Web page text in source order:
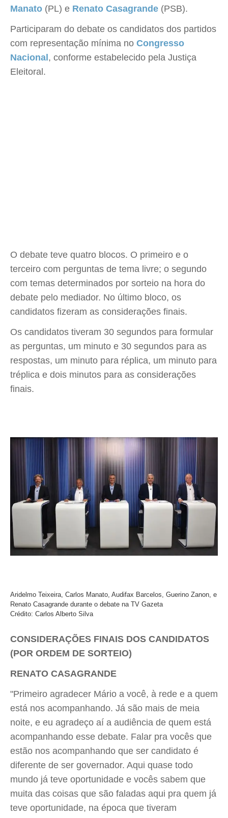
Manato (PL) e Renato Casagrande (PSB).
Participaram do debate os candidatos dos partidos
com representação mínima no Congresso
Nacional, conforme estabelecido pela Justiça
Eleitoral.
O debate teve quatro blocos. O primeiro e o
terceiro com perguntas de tema livre; o segundo
com temas determinados por sorteio na hora do
debate pelo mediador. No último bloco, os
candidatos fizeram as considerações finais.
Os candidatos tiveram 30 segundos para formular
as perguntas, um minuto e 30 segundos para as
respostas, um minuto para réplica, um minuto para
tréplica e dois minutos para as considerações
finais.
Aridelmo Teixeira, Carlos Manato, Audifax Barcelos, Guerino Zanon, e
Renato Casagrande durante o debate na TV Gazeta
Crédito: Carlos Alberto Silva
CONSIDERAÇÕES FINAIS DOS CANDIDATOS
(POR ORDEM DE SORTEIO)
RENATO CASAGRANDE
"Primeiro agradecer Mário a você, à rede e a quem
está nos acompanhando. Já são mais de meia
noite, e eu agradeço aí a audiência de quem está
acompanhando esse debate. Falar pra vocês que
estão nos acompanhando que ser candidato é
diferente de ser governador. Aqui quase todo
mundo já teve oportunidade e vocês sabem que
muita das coisas que são faladas aqui pra quem já
teve oportunidade, na época que tiveram